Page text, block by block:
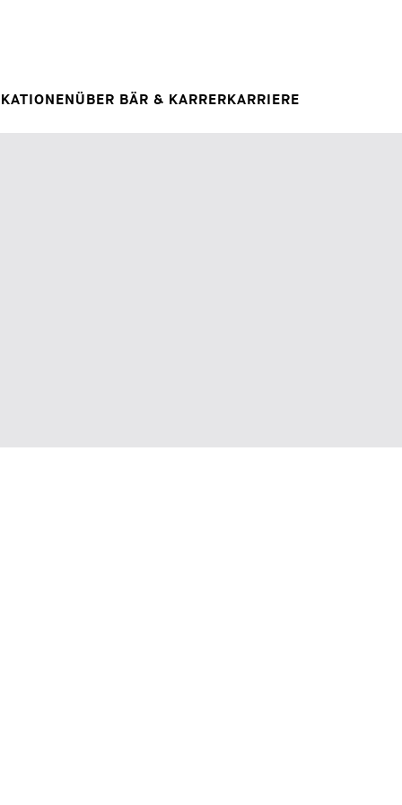
ÜBER BÄR & KARRERKARRIERE